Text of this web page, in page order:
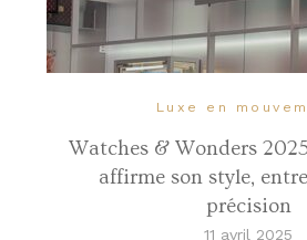
Luxe en
Watches & Wonders
affirme son style,
précision
11 avril 2025